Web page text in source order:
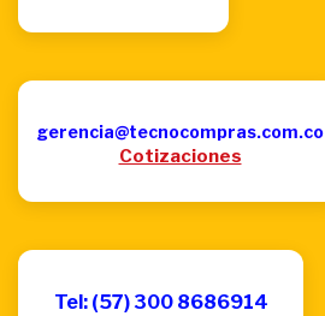
gerencia@tecnocompras.com.co
Cotizaciones
Tel: (57) 300 8686914